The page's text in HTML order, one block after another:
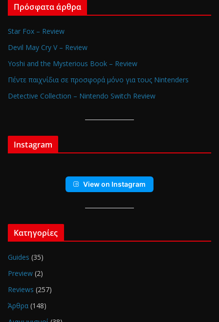
Πρόσφατα άρθρα
Star Fox – Review
Devil May Cry V – Review
Yoshi and the Mysterious Book – Review
Πέντε παιχνίδια σε προσφορά μόνο για τους Nintenders
Detective Collection – Nintendo Switch Review
Instagram
View on Instagram
Κατηγορίες
Guides (35)
Preview (2)
Reviews (257)
Άρθρα (148)